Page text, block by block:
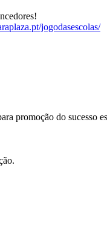
jogodasescolas/
promoção do sucesso